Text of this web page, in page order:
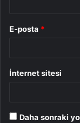
E-posta *
İnternet sitesi
Daha sonraki